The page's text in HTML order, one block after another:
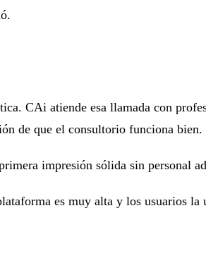
CAi atiende esa llamada con
de que el consultorio funciona bien.
impresión sólida sin personal
es muy alta y los usuarios la